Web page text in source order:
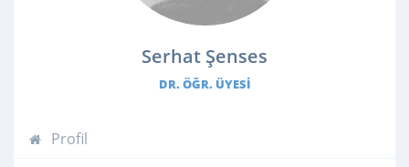
Serhat Şenses
DR. ÖĞR. ÜYESI
Profil